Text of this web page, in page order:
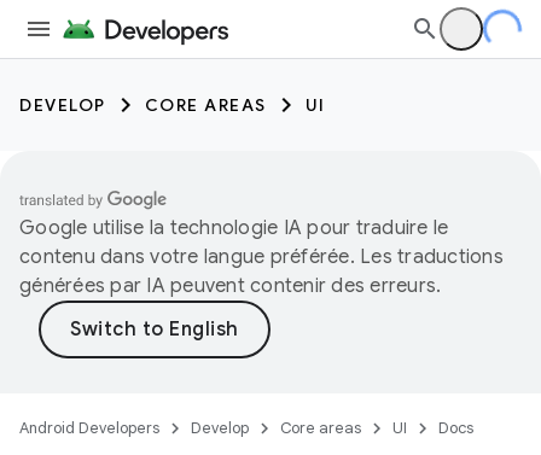
DEVELOP CORE AREAS UI
Google utilise la technologie IA pour traduire le
contenu dans votre langue préférée. Les traductions
générées par IA peuvent contenir des erreurs.
Android Developers Develop Core areas UI Docs